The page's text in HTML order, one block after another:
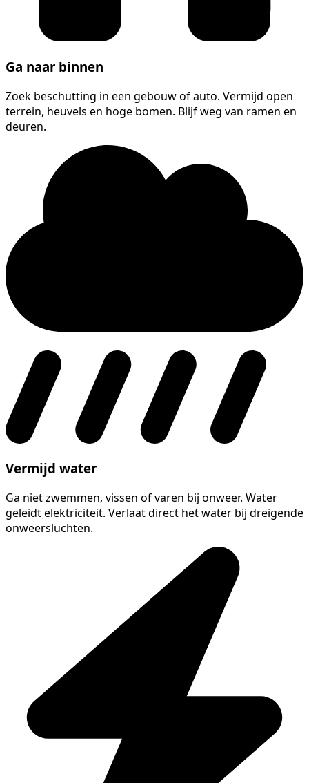
Ga naar binnen
Zoek beschutting in een gebouw of auto. Vermijd open
terrein, heuvels en hoge bomen. Blijf weg van ramen en
deuren.
Vermijd water
Ga niet zwemmen, vissen of varen bij onweer. Water
geleidt elektriciteit. Verlaat direct het water bij dreigende
onweersluchten.